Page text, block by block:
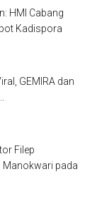
HMI Cabang
Kadispora
GEMIRA dan
Filep
pada